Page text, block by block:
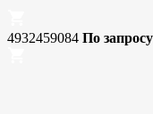
4932459084 По запросу